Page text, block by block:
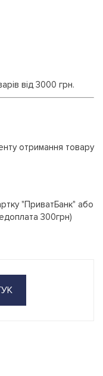
від 3000 грн.
отримання товару
"ПриватБанк" або
300грн)